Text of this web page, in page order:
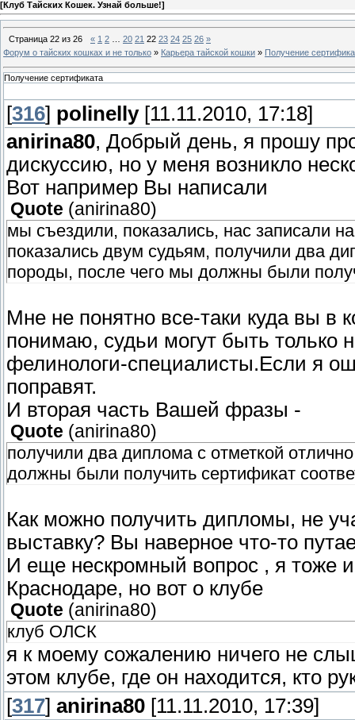
[Клуб Тайских Кошек. Узнай больше!]
Страница 22 из 26 « 1 2 20 21 22 23 24 25 26 »
Форум о тайских кошках и не только » Карьера тайской кошки » Получение
Получение сертификата
[316] polinelly[11.11.2010, 17:18]
anirina80, Добрый день, я прошу
дискуссию, но у меня возникло
Вот например Вы написали
Quote (anirina80)
мы съездили, показались, нас записали
показались двум судьям, получили два
породы, после чего мы должны были
Мне не понятно все-таки куда вы в
понимаю, судьи могут быть только
фелинологи-специалисты.Если я
поправят.
И вторая часть Вашей фразы -
Quote (anirina80)
получили два диплома с отметкой
должны были получить сертификат
Как можно получить дипломы, не
выставку? Вы наверное что-то
И еще нескромный вопрос , я тоже
Краснодаре, но вот о клубе
Quote (anirina80)
клуб ОЛСК
я к моему сожалению ничего не
этом клубе, где он находится, кто
[317] anirina80 [11.11.2010, 17:39]